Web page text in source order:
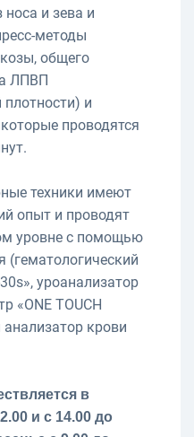
и зева и
методы
общего
ЛПВП
и
проводятся
техники имеют
опыт и проводят
уровне с помощью
(гематологический
уроанализатор
«ОNE TOUCH
анализатор крови
в
и с 14.00 до